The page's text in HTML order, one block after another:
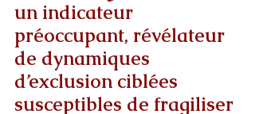
un indicateur
préoccupant, révélateur
de dynamiques
d’exclusion ciblées
susceptibles de fragiliser